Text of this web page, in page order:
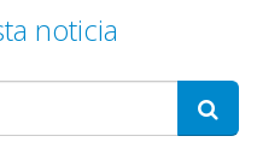
noticia